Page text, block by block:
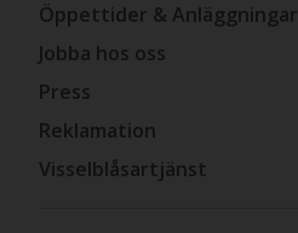
Öppettider & Anläggningar
Jobba hos oss
Press
Reklamation
Visselblåsartjänst